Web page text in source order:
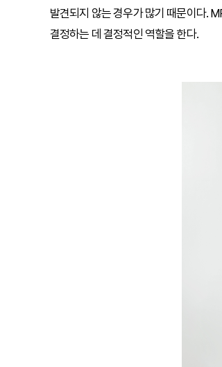
발견되지 않는 경우가 많기 때문이다.
결정하는 데 결정적인 역할을 한다.